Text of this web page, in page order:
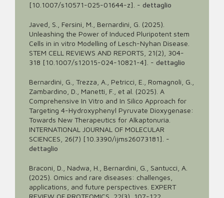
[10.1007/s10571-025-01644-z]. - dettaglio
Javed, S., Fersini, M., Bernardini, G. (2025).
Unleashing the Power of Induced Pluripotent stem
Cells in in vitro Modelling of Lesch-Nyhan Disease.
STEM CELL REVIEWS AND REPORTS, 21(2), 304-
318 [10.1007/s12015-024-10821-4]. - dettaglio
Bernardini, G., Trezza, A., Petricci, E., Romagnoli, G.,
Zambardino, D., Manetti, F., et al. (2025). A
Comprehensive In Vitro and In Silico Approach for
Targeting 4-Hydroxyphenyl Pyruvate Dioxygenase:
Towards New Therapeutics for Alkaptonuria.
INTERNATIONAL JOURNAL OF MOLECULAR
SCIENCES, 26(7) [10.3390/ijms26073181]. -
dettaglio
Braconi, D., Nadwa, H., Bernardini, G., Santucci, A.
(2025). Omics and rare diseases: challenges,
applications, and future perspectives. EXPERT
REVIEW OF PROTEOMICS, 22(3), 107-122